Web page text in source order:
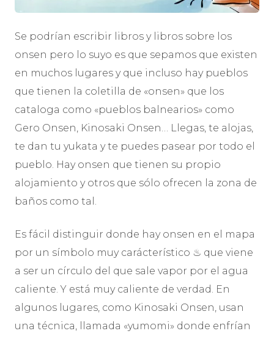
Se podrían escribir libros y libros sobre los
onsen pero lo suyo es que sepamos que existen
en muchos lugares y que incluso hay pueblos
que tienen la coletilla de «onsen» que los
cataloga como «pueblos balnearios» como
Gero Onsen, Kinosaki Onsen… Llegas, te alojas,
te dan tu yukata y te puedes pasear por todo el
pueblo. Hay onsen que tienen su propio
alojamiento y otros que sólo ofrecen la zona de
baños como tal.
Es fácil distinguir donde hay onsen en el mapa
por un símbolo muy carácterístico ♨ que viene
a ser un círculo del que sale vapor por el agua
caliente. Y está muy caliente de verdad. En
algunos lugares, como Kinosaki Onsen, usan
una técnica, llamada «yumomi» donde enfrían